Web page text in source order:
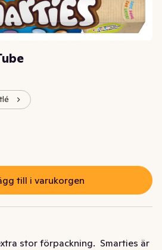
kr
till i varukorgen
stor förpackning.  Smarties är